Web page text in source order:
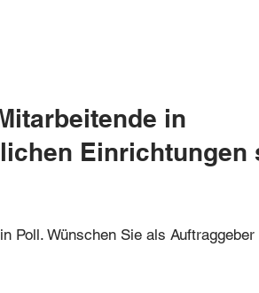
in
Einrichtungen
Poll. Wünschen Sie als Auftraggeber